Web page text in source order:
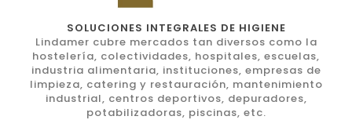
SOLUCIONES INTEGRALES DE HIGIENE
Lindamer cubre mercados tan diversos como la
hostelería, colectividades, hospitales, escuelas,
industria alimentaria, instituciones, empresas de
limpieza, catering y restauración, mantenimiento
industrial, centros deportivos, depuradores,
potabilizadoras, piscinas, etc.